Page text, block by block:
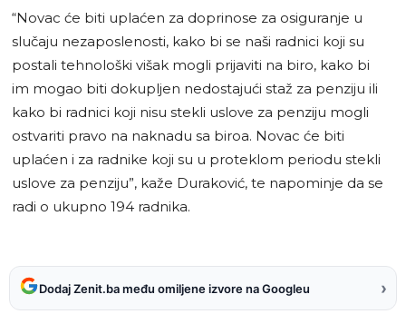
“Novac će biti uplaćen za doprinose za osiguranje u
slučaju nezaposlenosti, kako bi se naši radnici koji su
postali tehnološki višak mogli prijaviti na biro, kako bi
im mogao biti dokupljen nedostajući staž za penziju ili
kako bi radnici koji nisu stekli uslove za penziju mogli
ostvariti pravo na naknadu sa biroa. Novac će biti
uplaćen i za radnike koji su u proteklom periodu stekli
uslove za penziju”, kaže Duraković, te napominje da se
radi o ukupno 194 radnika.
Dodaj Zenit.ba među omiljene izvore na Googleu ›